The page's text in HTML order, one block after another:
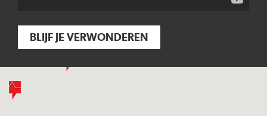
BLIJF JE VERWONDEREN